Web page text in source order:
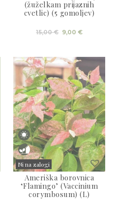
(žuželkam prijaznih
cvetlic) (5 gomoljev)
15,00€ Izvirna
cena
9,00 €Trenutna
Ni na zalogi
Sold
Ameriška borovnica
‘Flamingo’ (Vaccinium
corymbosum) (L)